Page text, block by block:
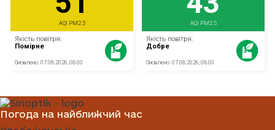
Погода на найближчий час